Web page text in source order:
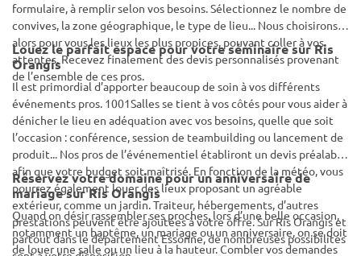
formulaire, à remplir selon vos besoins. Sélectionnez le nombre de
convives, la zone géographique, le type de lieu... Nous choisirons
alors pour vous les lieux les plus propices, pouvant coller à vos
attentes. Recevez finalement des devis personnalisés provenant
de l’ensemble de ces pros.
Louez le parfait espace pour votre séminaire sur Ris
Orangis
Il est primordial d’apporter beaucoup de soin à vos différents
événements pros. 1001Salles se tient à vos côtés pour vous aider à
dénicher le lieu en adéquation avec vos besoins, quelle que soit
l’occasion : conférence, session de teambuilding ou lancement de
produit... Nos pros de l’événementiel établiront un devis préalable,
afin que votre budget soit maîtrisé. En fonction de la météo, vous
pourrez également louer des lieux proposant un agréable
extérieur, comme un jardin. Traiteur, hébergements, d’autres
prestations peuvent être ajoutées à votre offre. Sur Ris Orangis et
partout dans le département Essonne, de nombreuses possibilités
Réservez votre domaine pour un anniversaire de
mariage sur Ris Orangis
Quand on désir rassembler ses proches, lors d’une belle occasion,
notamment un baptême, un mariage ou un anniversaire, on se doit
de louer une salle ou un lieu à la hauteur. Combler vos demandes